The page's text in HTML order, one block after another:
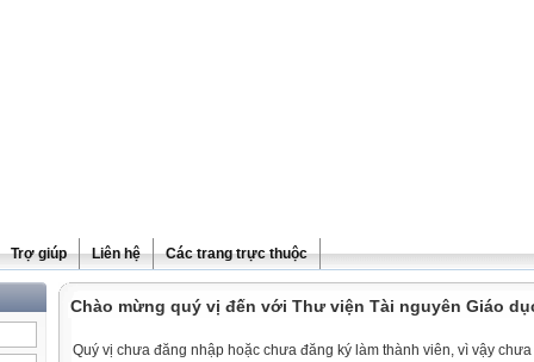
Trợ giúp Liên hệ Các trang trực thuộc
Chào mừng quý vị đến với Thư viện Tài nguyên Giáo
Quý vị chưa đăng nhập hoặc chưa đăng ký làm thành viên, vì vậy